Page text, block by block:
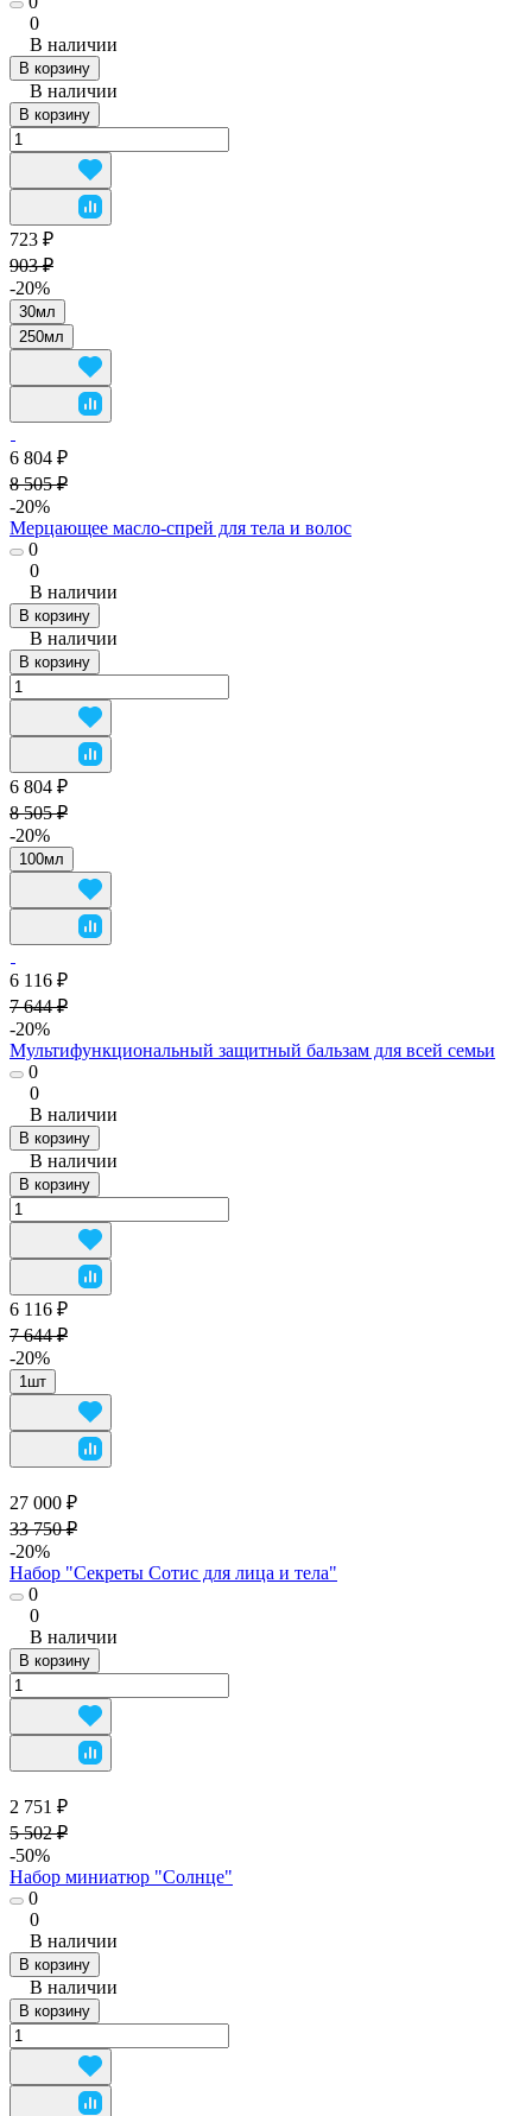
0
В наличии
В корзину
В наличии
В корзину
723 ₽
903 ₽
-20%
30мл
250мл
6 804 ₽
8 505 ₽
-20%
Мерцающее масло-спрей для тела и волос
0
0
В наличии
В корзину
В наличии
В корзину
6 804 ₽
8 505 ₽
-20%
100мл
6 116 ₽
7 644 ₽
-20%
Мультифункциональный защитный бальзам для всей семьи
0
0
В наличии
В корзину
В наличии
В корзину
6 116 ₽
7 644 ₽
-20%
1шт
27 000 ₽
33 750 ₽
-20%
Набор "Секреты Сотис для лица и тела"
0
0
В наличии
В корзину
2 751 ₽
5 502 ₽
-50%
Набор миниатюр "Солнце"
0
0
В наличии
В корзину
В наличии
В корзину